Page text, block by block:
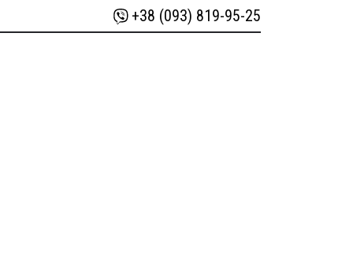
+38 (093) 819-95-25